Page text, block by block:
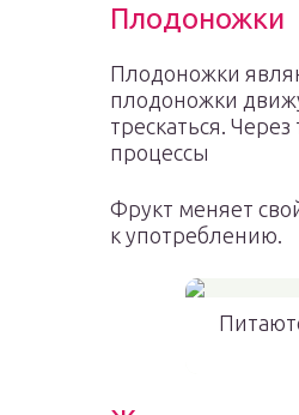
Плодоножки
Плодоножки
плодоножки
трескаться.
процессы
Фрукт меняет
к употреблению.